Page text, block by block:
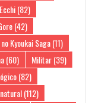
Ecchi(82)
(42)
Kyoukai Saga(11)
(60) Militar(39)
(82)
(112)